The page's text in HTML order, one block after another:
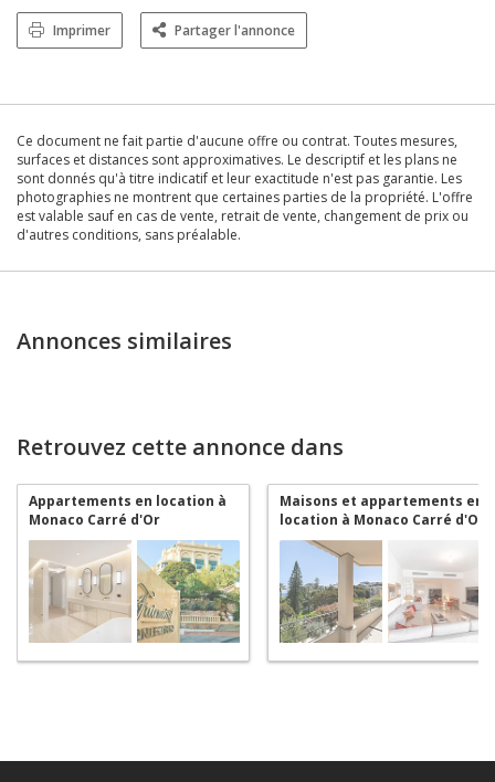
Imprimer Partager l'annonce
Ce document ne fait partie d'aucune offre ou contrat. Toutes mesures,
surfaces et distances sont approximatives. Le descriptif et les plans ne
sont donnés qu'à titre indicatif et leur exactitude n'est pas garantie. Les
photographies ne montrent que certaines parties de la propriété. L'offre
est valable sauf en cas de vente, retrait de vente, changement de prix ou
d'autres conditions, sans préalable.
Annonces similaires
Retrouvez cette annonce dans
Appartements en location à
Monaco Carré d'Or
Maisons et appartements en
location à Monaco Carré d'Or